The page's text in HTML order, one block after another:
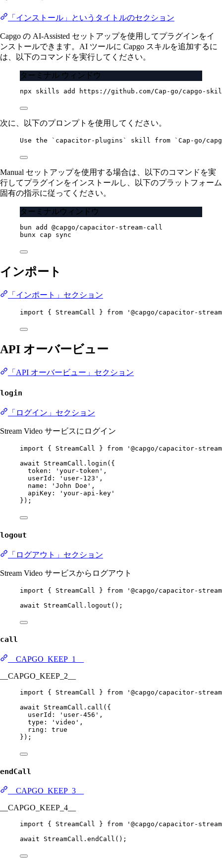
「インストール」というタイトルのセクション
Capgo の AI-Assisted セットアップを使用してプラグインをイ
ンストールできます。AI ツールに Capgo スキルを追加するに
は、以下のコマンドを実行してください。
ターミナル ウィンドウ
npx skills add https://github.com/Cap-go/capgo-
次に、以下のプロンプトを使用してください。
Use the `capacitor-plugins` skill from `Cap-go/
Manual セットアップを使用する場合は、以下のコマンドを実
行してプラグインをインストールし、以下のプラットフォーム
固有の指示に従ってください。
ターミナルウィンドウ
bun add
@capgo/capacitor-stream-call
bunx
cap sync
インポート
「インポート」セクション
import { StreamCall } from '@capgo/capacitor-
API オーバービュー
「API オーバービュー」セクション
login
「ログイン」セクション
Stream Video サービスにログイン
import { StreamCall } from
'@capgo/capacitor-
await StreamCall. login ({
token:
'your-token' ,
userId:
'user-123' ,
name:
'John Doe' ,
apiKey:
'your-api-key'
});
logout
「ログアウト」セクション
Stream Video サービスからログアウト
import { StreamCall } from
'@capgo/capacitor-
await StreamCall. logout ();
call
__CAPGO_KEEP_1__
__CAPGO_KEEP_2__
import { StreamCall } from
'@capgo/capacitor-
await StreamCall. call ({
userId:
'user-456' ,
type:
'video' ,
ring: true
});
endCall
__CAPGO_KEEP_3__
__CAPGO_KEEP_4__
import { StreamCall } from
'@capgo/capacitor-
await StreamCall. endCall ();